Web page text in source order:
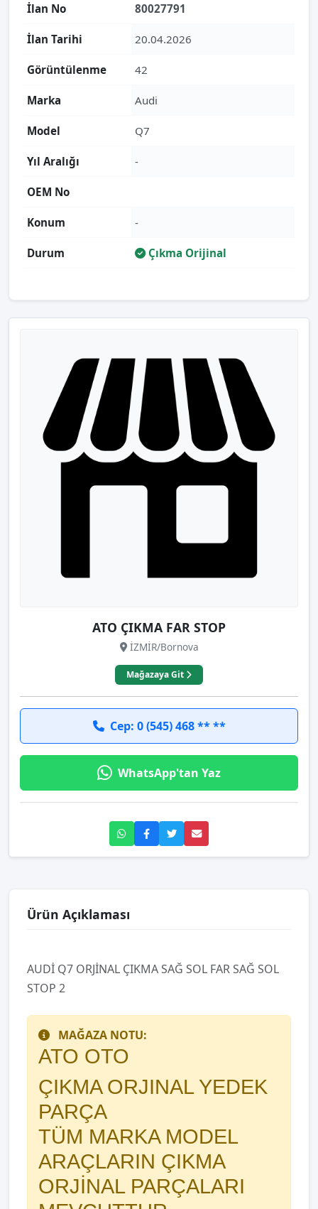
İlan No 80027791
İlan Tarihi 20.04.2026
Görüntülenme 42
Marka Audi
Model Q7
Yıl Aralığı -
OEM No
Konum -
Durum Çıkma Orijinal
ATO ÇIKMA FAR STOP
İZMİR/Bornova
Mağazaya Git
Cep: 0 (545) 468 ** **
WhatsApp'tan Yaz
Ürün Açıklaması
AUDİ Q7 ORJİNAL ÇIKMA SAĞ SOL FAR SAĞ SOL
STOP 2
MAĞAZA NOTU:
ATO OTO
ÇIKMA ORJINAL YEDEK
PARÇA
TÜM MARKA MODEL
ARAÇLARIN ÇIKMA
ORJİNAL PARÇALARI